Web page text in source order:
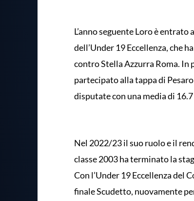
L’anno seguente Loro è
dell’Under 19 Eccellenza, che
contro Stella Azzurra Roma.
partecipato alla tappa di
disputate con una media di
Nel 2022/23 il suo ruolo e il
classe 2003 ha terminato la
Con l’Under 19 Eccellenza del
finale Scudetto, nuovamente